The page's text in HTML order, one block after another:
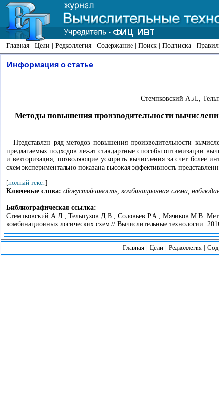
Главная | Цели | Редколлегия | Содержание | Поиск | Подписка |
Информация о статье
Стемпковский А.Л.,
Методы повышения производительности
Представлен ряд методов повышения производительности
предлагаемых подходов лежат стандартные способы оптимизации
и векторизация, позволяющие ускорить вычисления за счет более
схем экспериментально показана высокая эффективность
[полный текст]
Ключевые слова: сбоеустойчивость, комбинационная схема,
Библиографическая ссылка:
Стемпковский А.Л., Тельпухов Д.В., Соловьев Р.А., Мячиков М.В.
комбинационных логических схем // Вычислительные технологии.
Главная | Цели | Редколлегия |